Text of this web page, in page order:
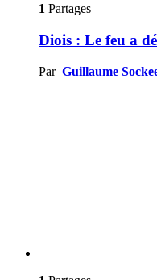
1 Partages
Diois : Le feu a
Par Guillaume